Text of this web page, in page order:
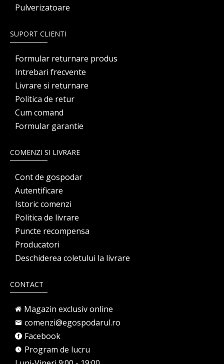
Pulverizatoare
SUPORT CLIENTI
Formular returnare produs
Intrebari frecvente
Livrare si returnare
Politica de retur
Cum comand
Formular garantie
COMENZI SI LIVRARE
Cont de gospodar
Autentificare
Istoric comenzi
Politica de livrare
Puncte recompensa
Producatori
Deschiderea coletului la livrare
CONTACT
Magazin exclusiv online
comenzi@egospodarul.ro
Facebook
Program de lucru